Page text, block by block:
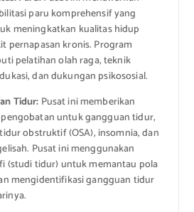
paru komprehensif yang
meningkatkan kualitas hidup
pernapasan kronis. Program
pelatihan olah raga, teknik
dan dukungan psikososial.
Tidur: Pusat ini memberikan
untuk gangguan tidur,
obstruktif (OSA), insomnia, dan
Pusat ini menggunakan
(studi tidur) untuk memantau pola
mengidentifikasi gangguan tidur